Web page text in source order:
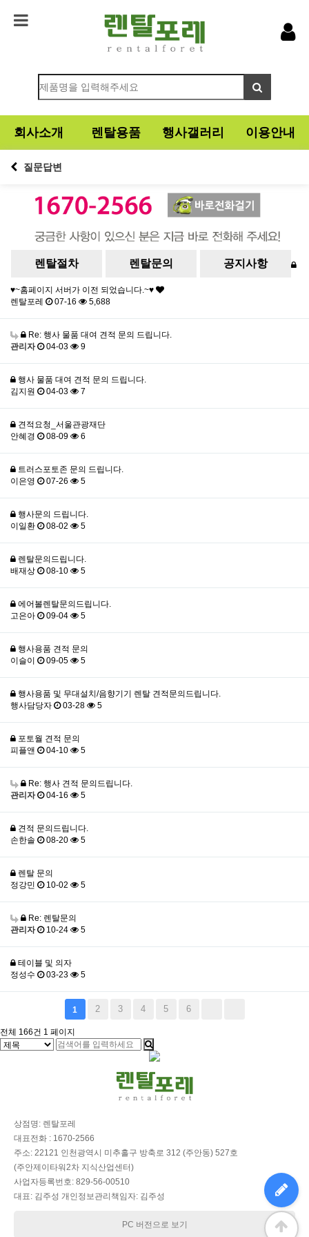
회사소개 렌탈용품 행사갤러리 이용안내
질문답변
렌탈절차 렌탈문의 공지사항
♥~홈페이지 서버가 이전 되었습니다.~♥
렌탈포레
07-16 5,688
Re: 행사 물품 대여 견적 문의 드립니다.
관리자
04-03 9
행사 물품 대여 견적 문의 드립니다.
김지원
04-03 7
견적요청_서울관광재단
안혜경
08-09 6
트러스포토존 문의 드립니다.
이은영
07-26 5
행사문의 드립니다.
이일환
08-02 5
렌탈문의드립니다.
배재상
08-10 5
에어볼렌탈문의드립니다.
고은아
09-04 5
행사용품 견적 문의
이슬이
09-05 5
행사용품 및 무대설치/음향기기 렌탈 견적문의드립니다.
행사담당자
03-28 5
포토월 견적 문의
피플앤
04-10 5
Re: 행사 견적 문의드립니다.
관리자
04-16 5
견적 문의드립니다.
손한솔
08-20 5
렌탈 문의
정강민
10-02 5
Re: 렌탈문의
관리자
10-24 5
테이블 및 의자
정성수
03-23 5
1 2 3 4 5 6
전체 166건 1 페이지
상점명: 렌탈포레
대표전화 : 1670-2566
주소: 22121 인천광역시 미추홀구 방축로 312 (주안동) 527호
(주안제이타워2차 지식산업센터)
사업자등록번호: 829-56-00510
대표: 김주성 개인정보관리책임자: 김주성
PC 버전으로 보기